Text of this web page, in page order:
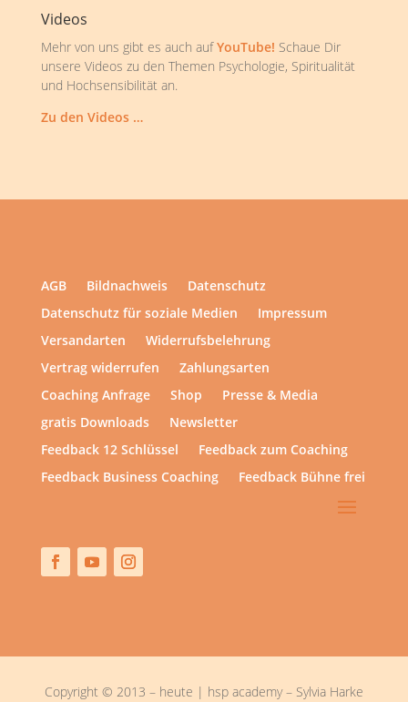
Videos
Mehr von uns gibt es auch aufYouTube! Schaue Dir
unsere Videos zu den Themen Psychologie, Spiritualität
und Hochsensibilität an.
Zu den Videos …
AGB Bildnachweis
Datenschutz
Datenschutz für soziale Medien
Impressum
Versandarten
Widerrufsbelehrung
Vertrag widerrufen
Zahlungsarten
Coaching Anfrage
Shop
Presse & Media
gratis Downloads
Newsletter
Feedback 12 Schlüssel
Feedback zum Coaching
Feedback Business Coaching
Feedback Bühne frei
Copyright © 2013 – heute | hsp academy – Sylvia Harke